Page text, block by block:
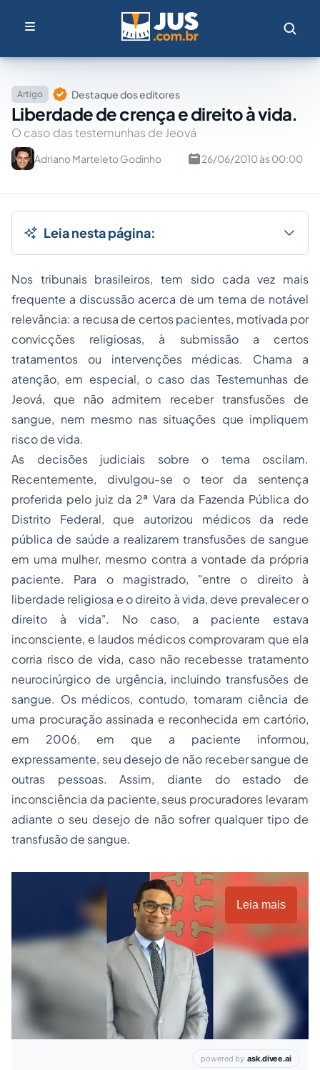
Artigo Destaque dos editores
Liberdade de crença e direito à vida.
O caso das testemunhas de Jeová
Adriano Marteleto Godinho 26/06/2010 às 00:00
Leia nesta página:
Nos tribunais brasileiros, tem sido cada vez mais
frequente a discussão acerca de um tema de notável
relevância: a recusa de certos pacientes, motivada por
convicções religiosas, à submissão a certos
tratamentos ou intervenções médicas. Chama a
atenção, em especial, o caso das Testemunhas de
Jeová, que não admitem receber transfusões de
sangue, nem mesmo nas situações que impliquem
risco de vida.
As decisões judiciais sobre o tema oscilam.
Recentemente, divulgou-se o teor da sentença
proferida pelo juiz da 2ª Vara da Fazenda Pública do
Distrito Federal, que autorizou médicos da rede
pública de saúde a realizarem transfusões de sangue
em uma mulher, mesmo contra a vontade da própria
paciente. Para o magistrado, "entre o direito à
liberdade religiosa e o direito à vida, deve prevalecer o
direito à vida".
No caso, a paciente estava
inconsciente, e laudos médicos comprovaram que ela
corria risco de vida, caso não recebesse tratamento
neurocirúrgico de urgência, incluindo transfusões de
sangue. Os médicos, contudo, tomaram ciência de
uma procuração assinada e reconhecida em cartório,
em 2006, em que a paciente informou,
expressamente, seu desejo de não receber sangue de
outras pessoas. Assim, diante do estado de
inconsciência da paciente, seus procuradores levaram
adiante o seu desejo de não sofrer qualquer tipo de
transfusão de sangue.
Leia mais